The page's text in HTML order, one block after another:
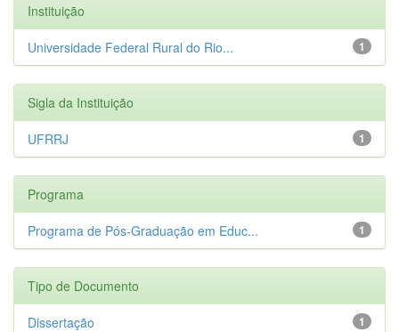
Instituição
1
Universidade Federal Rural do Rio...
Sigla da Instituição
1
UFRRJ
Programa
1
Programa de Pós-Graduação em Educ...
Tipo de Documento
1
Dissertação